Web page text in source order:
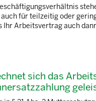
für teilzeitig oder
Arbeitsvertrag auch
sich das